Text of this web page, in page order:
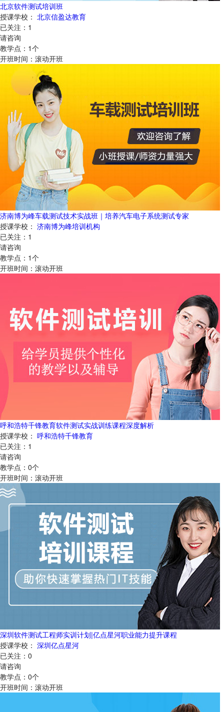
北京软件测试培训班
授课学校： 北京信盈达教育
已关注： 1
请咨询
教学点： 1个
开班时间： 滚动开班
济南博为峰车载测试技术实战班｜培养汽车电子系统测试专家
授课学校： 济南博为峰培训机构
已关注： 1
请咨询
教学点： 1个
开班时间： 滚动开班
呼和浩特千锋教育软件测试实战训练课程深度解析
授课学校： 呼和浩特千锋教育
已关注： 1
请咨询
教学点： 0个
开班时间： 滚动开班
深圳软件测试工程师实训计划|亿点星河职业能力提升课程
授课学校： 深圳亿点星河
已关注： 0
请咨询
教学点： 0个
开班时间： 滚动开班